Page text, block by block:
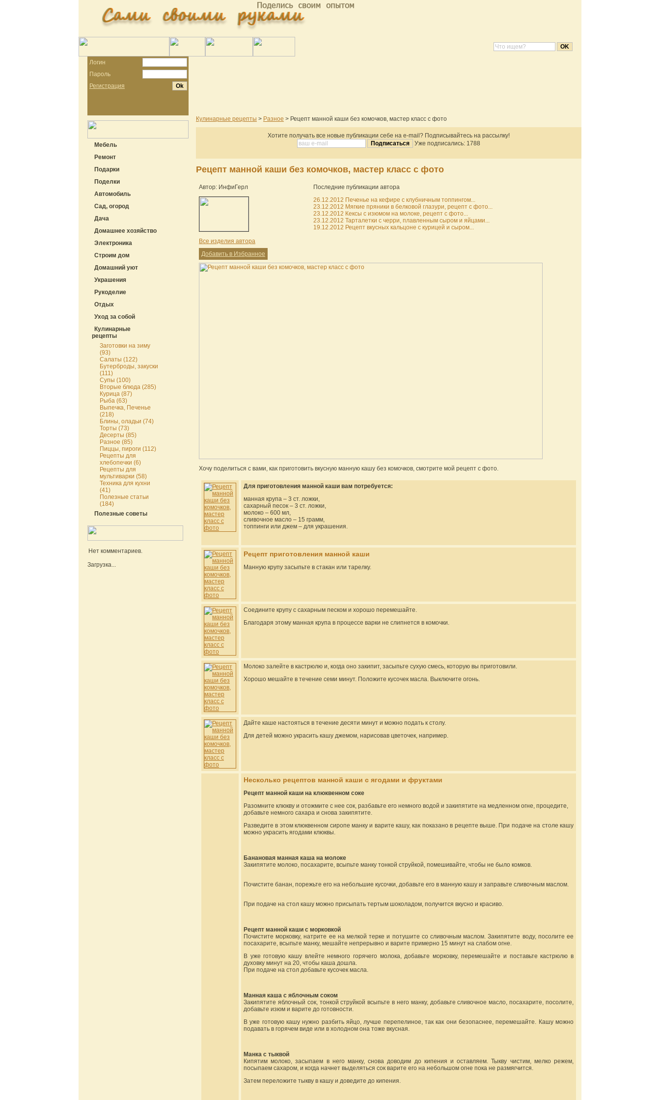
Логин
Пароль
Регистрация
Мебель
Ремонт
Подарки
Поделки
Автомобиль
Сад, огород
Дача
Домашнее хозяйство
Электроника
Строим дом
Домашний уют
Украшения
Рукоделие
Отдых
Уход за собой
Кулинарные
рецепты
Заготовки на зиму
(93)
Салаты (122)
Бутерброды, закуски
(111)
Супы (100)
Вторые блюда (285)
Курица (87)
Рыба (63)
Выпечка, Печенье
(218)
Блины, оладьи (74)
Торты (73)
Десерты (85)
Разное (85)
Пиццы, пироги (112)
Рецепты для
хлебопечки (6)
Рецепты для
мультиварки (58)
Техника для кухни
(41)
Полезные статьи
(184)
Полезные советы
Нет комментариев.
Загрузка...
Кулинарные рецепты > Разное > Рецепт манной каши без комочков, мастер класс с фото
Хотите получать все новые публикации себе на e-mail? Подписывайтесь на рассылку!
Уже подписались: 1788
Рецепт манной каши без комочков, мастер класс с фото
Автор: ИнфиГерл
Все изделия автора
Добавить в Избранное
Последние публикации автора
26.12.2012 Печенье на кефире с клубничным топпингом...
23.12.2012 Мягкие пряники в белковой глазури, рецепт с фото...
23.12.2012 Кексы с изюмом на молоке, рецепт с фото...
23.12.2012 Тарталетки с черри, плавленным сыром и яйцами...
19.12.2012 Рецепт вкусных кальцоне с курицей и сыром...
Хочу поделиться с вами, как приготовить вкусную манную кашу без комочков, смотрите мой рецепт с фото.
Для приготовления манной каши вам потребуется:
манная крупа – 3 ст. ложки,
сахарный песок – 3 ст. ложки,
молоко – 600 мл,
сливочное масло – 15 грамм,
топпинги или джем – для украшения.
Рецепт приготовления манной каши
Манную крупу засыпьте в стакан или тарелку.
Соедините крупу с сахарным песком и хорошо перемешайте.
Благодаря этому манная крупа в процессе варки не слипнется в комочки.
Молоко залейте в кастрюлю и, когда оно закипит, засыпьте сухую смесь, которую вы приготовили.
Хорошо мешайте в течение семи минут. Положите кусочек масла. Выключите огонь.
Дайте каше настояться в течение десяти минут и можно подать к столу.
Для детей можно украсить кашу джемом, нарисовав цветочек, например.
Несколько рецептов манной каши с ягодами и фруктами
Рецепт манной каши на клюквенном соке
Разомните клюкву и отожмите с нее сок, разбавьте его немного водой и закипятите на медленном огне, процедите,
добавьте немного сахара и снова закипятите.
Разведите в этом клюквенном сиропе манку и варите кашу, как показано в рецепте выше. При подаче на столе кашу
можно украсить ягодами клюквы.
Банановая манная каша на молоке
Закипятите молоко, посахарите, всыпьте манку тонкой струйкой, помешивайте, чтобы не было комков.
Почистите банан, порежьте его на небольшие кусочки, добавьте его в манную кашу и заправьте сливочным маслом.
При подаче на стол кашу можно присыпать тертым шоколадом, получится вкусно и красиво.
Рецепт манной каши с морковкой
Почистите морковку, натрите ее на мелкой терке и потушите со сливочным маслом. Закипятите воду, посолите ее
посахарите, всыпьте манку, мешайте непрерывно и варите примерно 15 минут на слабом огне.
В уже готовую кашу влейте немного горячего молока, добавьте морковку, перемешайте и поставьте кастрюлю в
духовку минут на 20, чтобы каша дошла.
При подаче на стол добавьте кусочек масла.
Манная каша с яблочным соком
Закипятите яблочный сок, тонкой струйкой всыпьте в него манку, добавьте сливочное масло, посахарите, посолите,
добавьте изюм и варите до готовности.
В уже готовую кашу нужно разбить яйцо, лучше перепелиное, так как они безопаснее, перемешайте. Кашу можно
подавать в горячем виде или в холодном она тоже вкусная.
Манка с тыквой
Кипятим молоко, засыпаем в него манку, снова доводим до кипения и оставляем. Тыкву чистим, мелко режем,
посыпаем сахаром, и когда начнет выделяться сок варите его на небольшом огне пока не размягчится.
Затем переложите тыкву в кашу и доведите до кипения.